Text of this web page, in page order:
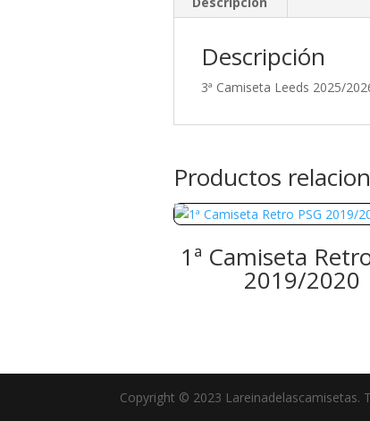
Descripción
3ª Camiseta Leeds 2025/
Productos
1ª Camiseta
2019/2020
Copyright © 2023 Lareinadelascamisetas.